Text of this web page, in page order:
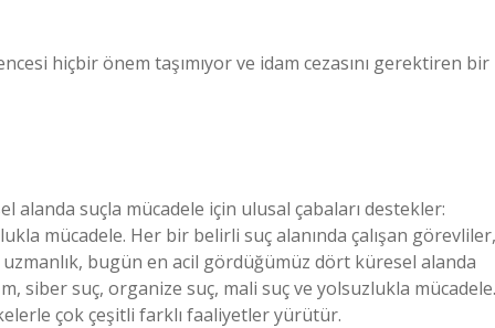
hiçbir önem taşımıyor ve idam cezasını gerektiren bir
suçla mücadele için ulusal çabaları destekler:
mücadele. Her bir belirli suç alanında çalışan görevliler,
bugün en acil gördüğümüz dört küresel alanda
siber suç, organize suç, mali suç ve yolsuzlukla mücadele.
çok çeşitli farklı faaliyetler yürütür.